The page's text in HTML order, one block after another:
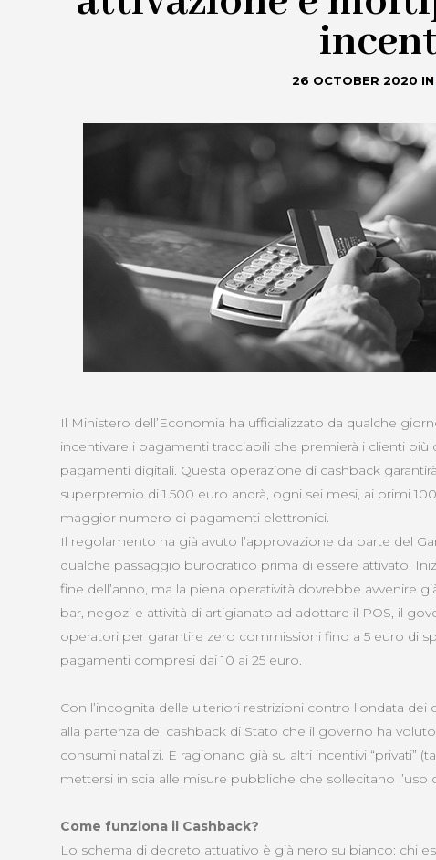
26 OCTOBER 2020 IN
Il Ministero dell’Economia ha ufficializzato da qualche
incentivare i pagamenti tracciabili che premierà i clienti più
pagamenti digitali. Questa operazione di cashback
superpremio di 1.500 euro andrà, ogni sei mesi, ai primi
maggior numero di pagamenti elettronici.
Il regolamento ha già avuto l’approvazione da parte del
qualche passaggio burocratico prima di essere attivato.
fine dell’anno, ma la piena operatività dovrebbe avvenire
bar, negozi e attività di artigianato ad adottare il POS, il
operatori per garantire zero commissioni fino a 5 euro di
pagamenti compresi dai 10 ai 25 euro.
Con l’incognita delle ulteriori restrizioni contro l’ondata
alla partenza del cashback di Stato che il governo ha
consumi natalizi. E ragionano già su altri incentivi “privati”
mettersi in scia alle misure pubbliche che sollecitano
Come funziona il Cashback?
Lo schema di decreto attuativo è già nero su bianco: chi